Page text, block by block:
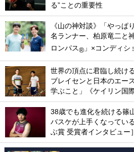
る”ことの重要性
《山の神対談》「やっぱ
名ランナー、柏原竜二と
ロンパス® 」×コンディシ
世界の頂点に君臨し続け
ブレイセンと日本のエー
学ぶこと」《ケイリン国
38歳でも進化を続ける篠
バスケが上手くなってい
ぶ賞 受賞者インタビュー］